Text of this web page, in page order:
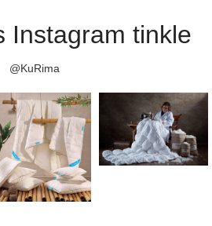
Instagram tinkle
@KuRima